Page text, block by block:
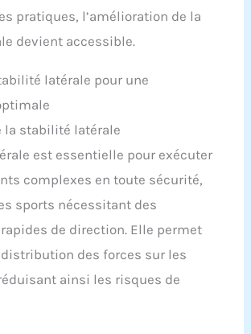
pratiques, l’amélioration de la
devient accessible.
latérale pour une
la stabilité latérale
est essentielle pour exécuter
complexes en toute sécurité,
sports nécessitant des
de direction. Elle permet
des forces sur les
ainsi les risques de